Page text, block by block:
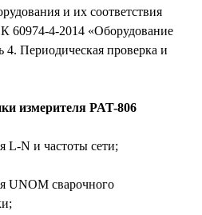
и их соответствия
4-2014 «Оборудование
4. Периодическая проверка и
измерителя PAT-806
N и частоты сети;
UNOM сварочного